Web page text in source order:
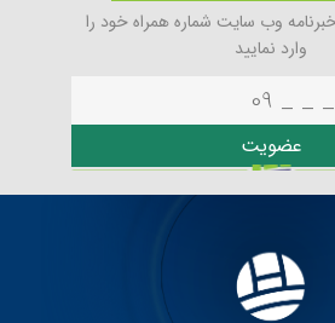
وب سایت شماره همراه خود را
وارد نمایید
عضویت